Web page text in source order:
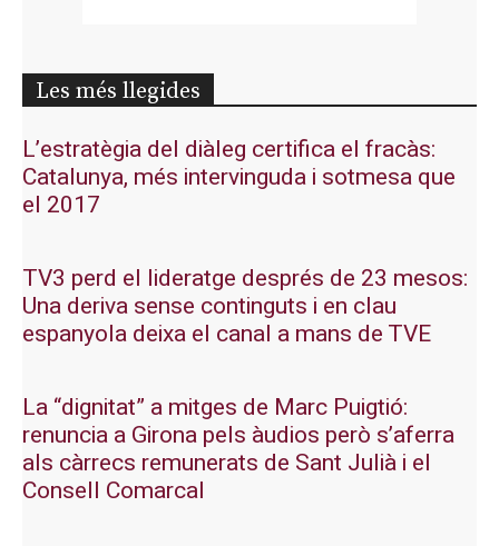
Les més llegides
L’estratègia del diàleg certifica el fracàs:
Catalunya, més intervinguda i sotmesa que
el 2017
TV3 perd el lideratge després de 23 mesos:
Una deriva sense continguts i en clau
espanyola deixa el canal a mans de TVE
La “dignitat” a mitges de Marc Puigtió:
renuncia a Girona pels àudios però s’aferra
als càrrecs remunerats de Sant Julià i el
Consell Comarcal